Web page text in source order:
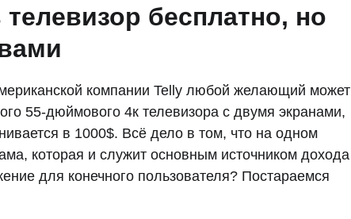
бесплатно, но
компании Telly любой желающий может
55-дюймового 4к телевизора с двумя экранами,
в 1000$. Всё дело в том, что на одном
которая и служит основным источником дохода
для конечного пользователя? Постараемся